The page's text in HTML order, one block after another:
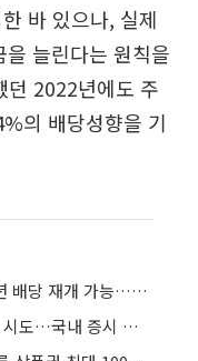
바 있으나, 실제
늘린다는 원칙을
던 2022년에도 주
의 배당성향을 기
NH투자증권 "한화손보, 내년~2027년 배당 재개 가능…목표가↓"
NH투자증권 "정부, 디스카운트 해소 시도…국내 증시 밸류업 모멘텀 유효"